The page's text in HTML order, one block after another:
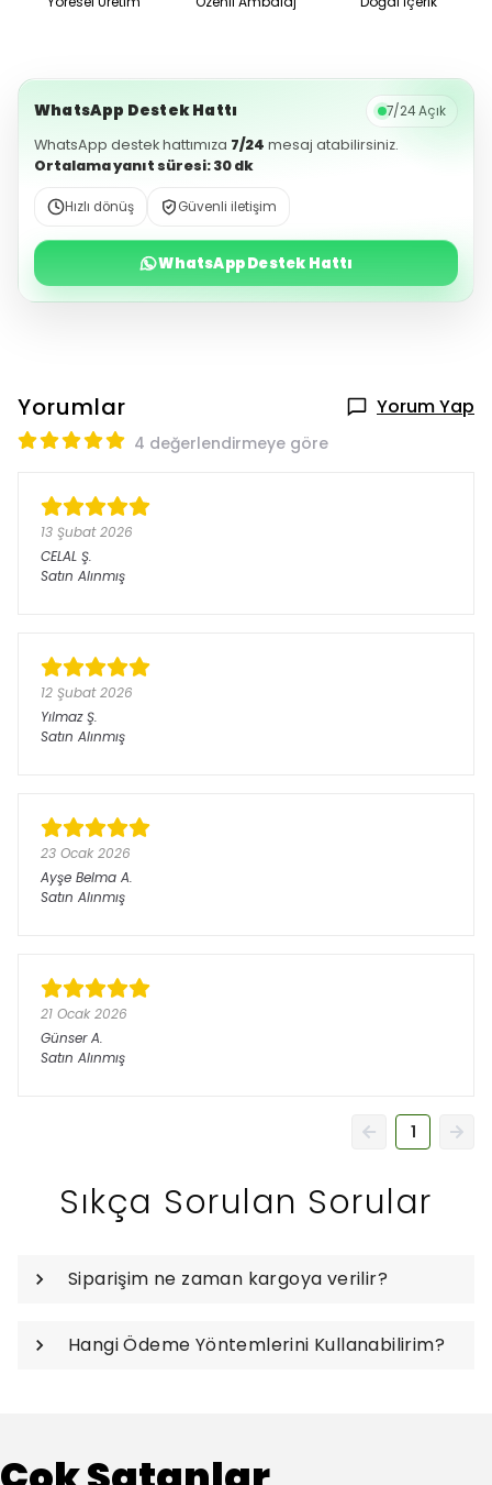
WhatsApp Destek Hattı 7/24 Açık
WhatsApp destek hattımıza 7/24 mesaj atabilirsiniz.
Ortalama yanıt süresi: 30 dk
Hızlı dönüş Güvenli iletişim
WhatsApp Destek Hattı
Yorumlar Yorum Yap
4 değerlendirmeye göre
13 Şubat 2026
CELAL Ş.
Satın Alınmış
12 Şubat 2026
Yılmaz Ş.
Satın Alınmış
23 Ocak 2026
Ayşe Belma A.
Satın Alınmış
21 Ocak 2026
Günser A.
Satın Alınmış
1
Sıkça Sorulan Sorular
Siparişim ne zaman kargoya verilir?
Hangi Ödeme Yöntemlerini Kullanabilirim?